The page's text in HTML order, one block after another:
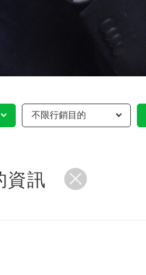
不限行銷目的
資訊